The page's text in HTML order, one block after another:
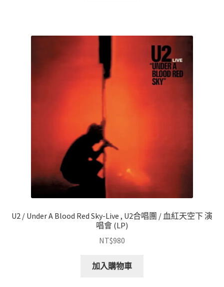
U2 / Under A Blood Red Sky-Live , U2合唱團 / 血紅天空下 演
唱會 (LP)
NT$980
加入購物車